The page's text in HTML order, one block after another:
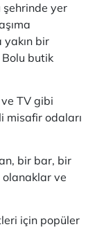
şehrinde yer
bir
butik
TV gibi
misafir odaları
bir bar, bir
ve
için popüler